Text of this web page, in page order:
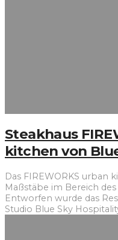
Steakhaus
kitchen von
Das FIREWORKS urban
Maßstäbe im Bereich
Entworfen wurde das
Studio Blue Sky